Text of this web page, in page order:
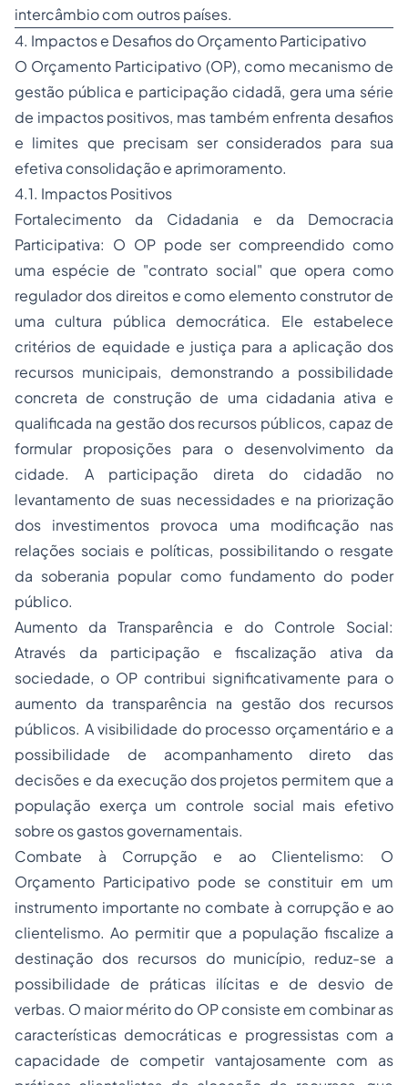
intercâmbio com outros países.
4. Impactos e Desafios do Orçamento Participativo
O Orçamento Participativo (OP), como mecanismo de
gestão pública e participação cidadã, gera uma série
de impactos positivos, mas também enfrenta desafios
e limites que precisam ser considerados para sua
efetiva consolidação e aprimoramento.
4.1. Impactos Positivos
Fortalecimento da Cidadania e da Democracia
Participativa: O OP pode ser compreendido como
uma espécie de "contrato social" que opera como
regulador dos direitos e como elemento construtor de
uma cultura pública democrática. Ele estabelece
critérios de equidade e justiça para a aplicação dos
recursos municipais, demonstrando a possibilidade
concreta de construção de uma cidadania ativa e
qualificada na gestão dos recursos públicos, capaz de
formular proposições para o desenvolvimento da
cidade. A participação direta do cidadão no
levantamento de suas necessidades e na priorização
dos investimentos provoca uma modificação nas
relações sociais e políticas, possibilitando o resgate
da soberania popular como fundamento do poder
público.
Aumento da Transparência e do Controle Social:
Através da participação e fiscalização ativa da
sociedade, o OP contribui significativamente para o
aumento da transparência na gestão dos recursos
públicos. A visibilidade do processo orçamentário e a
possibilidade de acompanhamento direto das
decisões e da execução dos projetos permitem que a
população exerça um controle social mais efetivo
sobre os gastos governamentais.
Combate à Corrupção e ao Clientelismo: O
Orçamento Participativo pode se constituir em um
instrumento importante no combate à corrupção e ao
clientelismo. Ao permitir que a população fiscalize a
destinação dos recursos do município, reduz-se a
possibilidade de práticas ilícitas e de desvio de
verbas. O maior mérito do OP consiste em combinar as
características democráticas e progressistas com a
capacidade de competir vantajosamente com as